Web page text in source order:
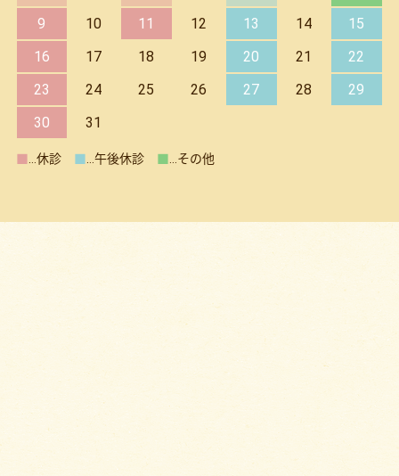
9
10 11 12 13 14
15
16
17 18 19 20 21
22
23
24 25 26 27 28
29
30
31
■ …休診 ■ …午後休診 ■ …その他